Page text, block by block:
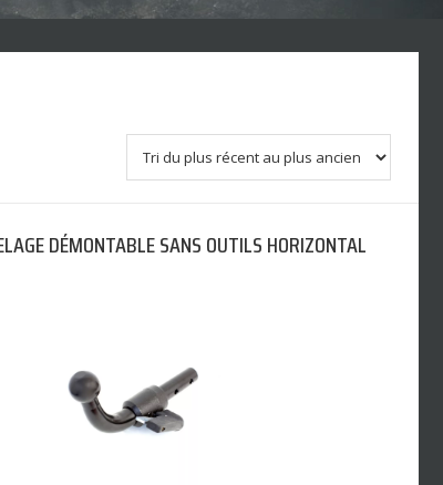
DÉMONTABLE SANS OUTILS HORIZONTAL